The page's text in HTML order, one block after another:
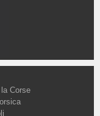
Corse